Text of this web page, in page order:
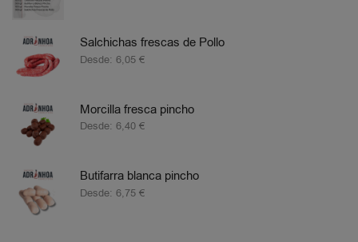
Salchichas frescas de Pollo
Desde: 6,05 €
Morcilla fresca pincho
Desde: 6,40 €
Butifarra blanca pincho
Desde: 6,75 €